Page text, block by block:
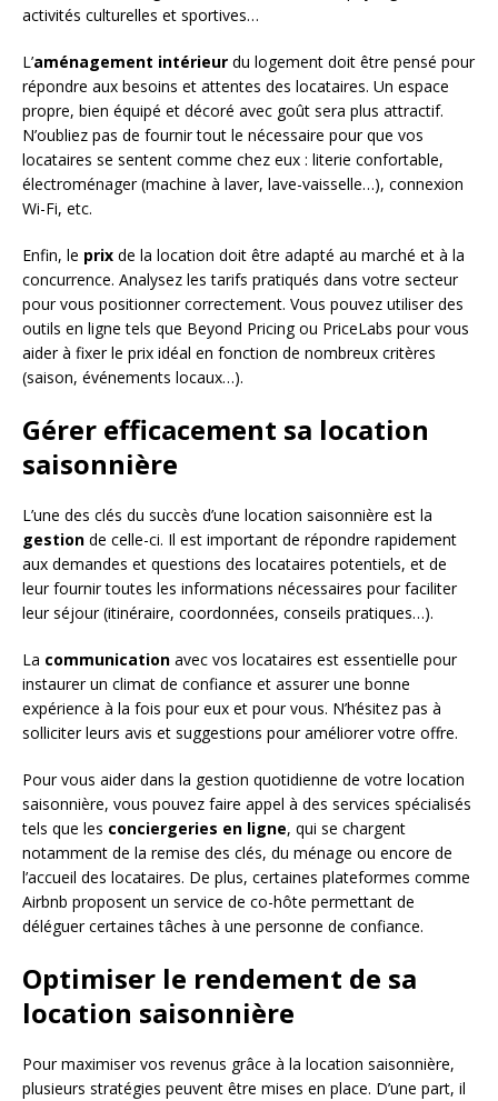
activités culturelles et sportives…
L’aménagement intérieur du logement doit être pensé pour
répondre aux besoins et attentes des locataires. Un espace
propre, bien équipé et décoré avec goût sera plus attractif.
N’oubliez pas de fournir tout le nécessaire pour que vos
locataires se sentent comme chez eux : literie confortable,
électroménager (machine à laver, lave-vaisselle…), connexion
Wi-Fi, etc.
Enfin, le prix de la location doit être adapté au marché et à la
concurrence. Analysez les tarifs pratiqués dans votre secteur
pour vous positionner correctement. Vous pouvez utiliser des
outils en ligne tels que Beyond Pricing ou PriceLabs pour vous
aider à fixer le prix idéal en fonction de nombreux critères
(saison, événements locaux…).
Gérer efficacement sa location
saisonnière
L’une des clés du succès d’une location saisonnière est la
gestion de celle-ci. Il est important de répondre rapidement
aux demandes et questions des locataires potentiels, et de
leur fournir toutes les informations nécessaires pour faciliter
leur séjour (itinéraire, coordonnées, conseils pratiques…).
La communication avec vos locataires est essentielle pour
instaurer un climat de confiance et assurer une bonne
expérience à la fois pour eux et pour vous. N’hésitez pas à
solliciter leurs avis et suggestions pour améliorer votre offre.
Pour vous aider dans la gestion quotidienne de votre location
saisonnière, vous pouvez faire appel à des services spécialisés
tels que les conciergeries en ligne, qui se chargent
notamment de la remise des clés, du ménage ou encore de
l’accueil des locataires. De plus, certaines plateformes comme
Airbnb proposent un service de co-hôte permettant de
déléguer certaines tâches à une personne de confiance.
Optimiser le rendement de sa
location saisonnière
Pour maximiser vos revenus grâce à la location saisonnière,
plusieurs stratégies peuvent être mises en place. D’une part, il